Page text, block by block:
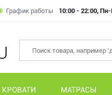
График работы 10:00 - 22:00,
МАТРАСЫ